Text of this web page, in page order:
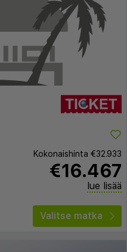
Kokonaishinta €32.933
€16.467
lue lisää
Valitse matka